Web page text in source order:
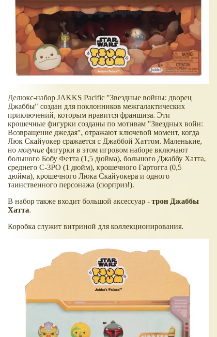
Делюкс-набор JAKKS Pacific "Звездные войны: дворец
Джаббы" создан для поклонников межгалактических
приключений, которым нравится франшиза. Эти
крошечные фигурки созданы по мотивам "Звездных войн:
Возвращение джедая", отражают ключевой момент, когда
Люк Скайуокер сражается с Джаббой Хаттом. Маленькие,
но могучие фигурки в этом игровом наборе включают
большого Бобу Фетта (1,5 дюйма), большого Джаббу Хатта,
среднего C-3PO (1 дюйм), крошечного Гартогга (0,5
дюйма), крошечного Люка Скайуокера и одного
таинственного персонажа (сюрприз!).
В набор также входит большой аксессуар - трон Джаббы
Хатта.
Коробка служит витриной для коллекционирования.